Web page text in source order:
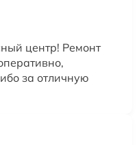
центр! Ремонт
за отличную